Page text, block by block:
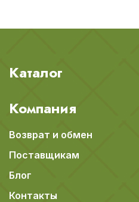
Каталог
Компания
Возврат и обмен
Поставщикам
Блог
Контакты